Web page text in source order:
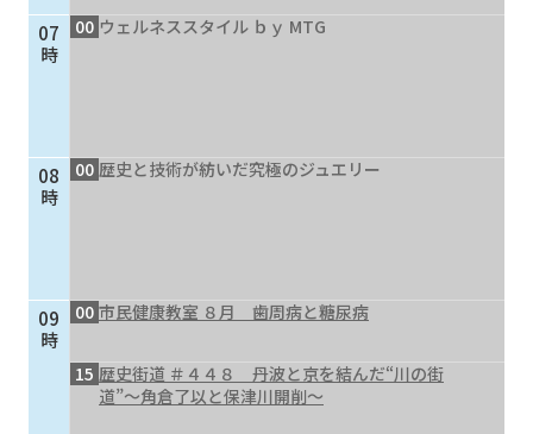
個人情報保護に関する基
本方針
サイトマップ
07
時
08
時
09
時
00 ウェルネススタイル ｂｙ MTG
00 歴史と技術が紡いだ究極のジュエリー
00 市民健康教室 ８月 歯周病と糖尿病
15 歴史街道 ＃４４８ 丹波と京を結んだ“川の街
道”～角倉了以と保津川開削～